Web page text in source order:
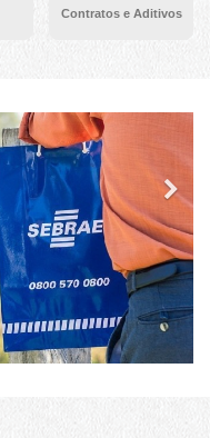
Contratos e Aditivos